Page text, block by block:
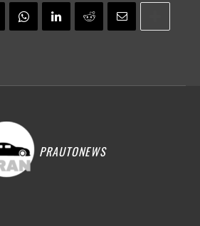
PRAUTONEWS